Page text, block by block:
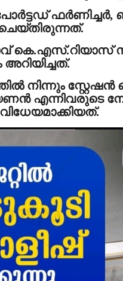
ഫര്‍ണിച്ചര്‍,
കെ.എസ്.റിയാസ്
നിന്നും
എന്നിവരുടെ